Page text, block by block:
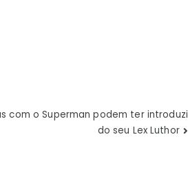
com o Superman podem ter introduzi
do seu Lex Luthor